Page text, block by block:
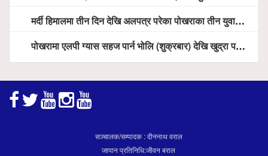
मर्दी हिमालमा तीन दिन देखि अलपत्र परेका पोखराका तीन युवाको सशस्त्र प्रहरी सहितको टोलीको साहसिक उद्धार
पोखरामा एलपी ग्यास सहज पार्न भोलि (शुक्रबार) देखि खुद्रा पसलबाटै बिक्रि वितरण हुने, स्टोर नगर्न आग्रह
सञ्चालक/सम्पादक : दीननाथ वराल
जापान प्रतिनिधि:जीवन बराल